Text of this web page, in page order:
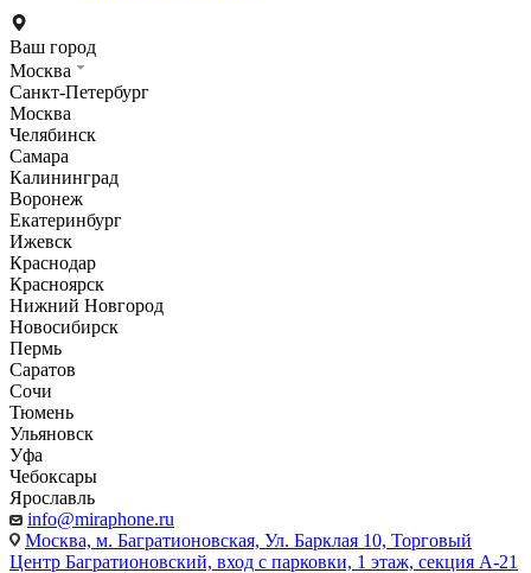
Ваш город
Москва
Санкт-Петербург
Москва
Челябинск
Самара
Калининград
Воронеж
Екатеринбург
Ижевск
Краснодар
Красноярск
Нижний Новгород
Новосибирск
Пермь
Саратов
Сочи
Тюмень
Ульяновск
Уфа
Чебоксары
Ярославль
info@miraphone.ru
Москва, м. Багратионовская, Ул. Барклая 10, Торговый
Центр Багратионовский, вход с парковки, 1 этаж, секция А-21